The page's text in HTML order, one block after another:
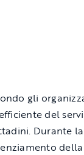
gli
del
Durante